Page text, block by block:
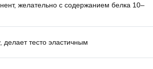
желательно с содержанием белка 10–
делает тесто эластичным